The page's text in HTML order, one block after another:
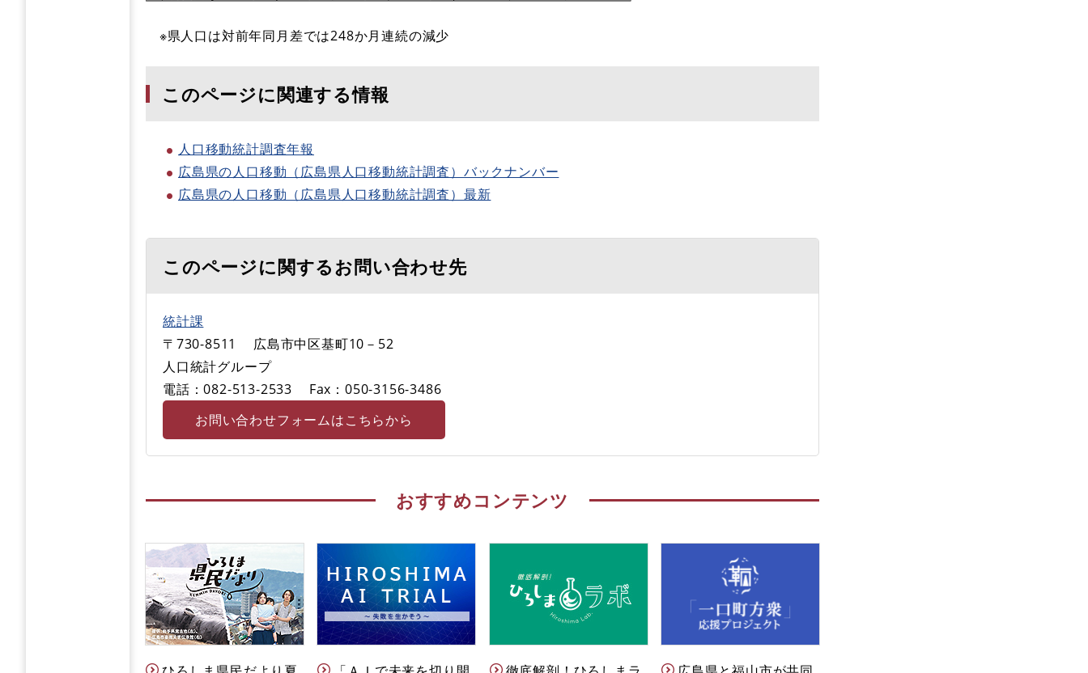
※県人口は対前年同月差では248か月連続の減少
このページに関連する情報
人口移動統計調査年報
広島県の人口移動（広島県人口移動統計調査）バックナンバー
広島県の人口移動（広島県人口移動統計調査）最新
このページに関するお問い合わせ先
統計課
〒730-8511
広島市中区基町10－52
人口統計グループ
電話：082-513-2533
Fax：050-3156-3486
お問い合わせフォームはこちらから
おすすめコンテンツ